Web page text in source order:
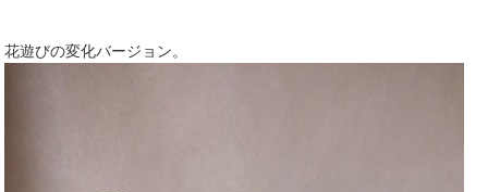
花遊びの変化バージョン。